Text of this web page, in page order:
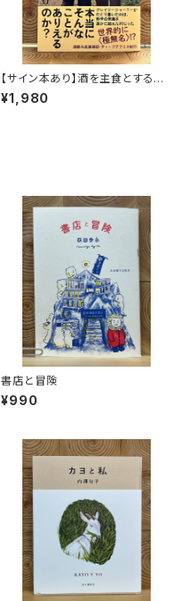
【サイン本あり】酒を主食とする
人々 エチオピアの科学的秘境を
旅する
¥1,980
書店と冒険
¥990